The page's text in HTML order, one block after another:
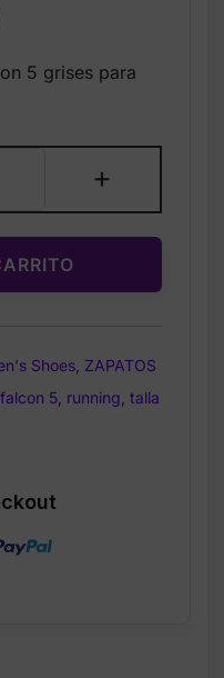
is: 5 grises para
+
Shoes ZAPATOS
5 running talla